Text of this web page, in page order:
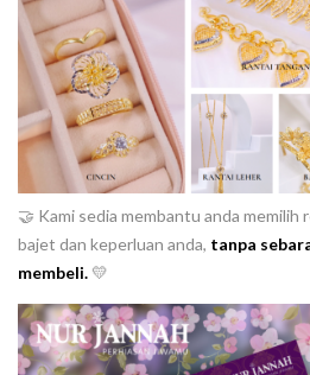
🤝 Kami sedia membantu anda memilih
bajet dan keperluan anda, tanpa
membeli. 💛